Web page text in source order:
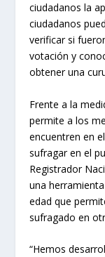
ciudadanos la
ciudadanos
verificar si
votación y
obtener una
Frente a la
permite a los
encuentren en
sufragar en el
Registrador
una
edad que
sufragado en
“Hemos